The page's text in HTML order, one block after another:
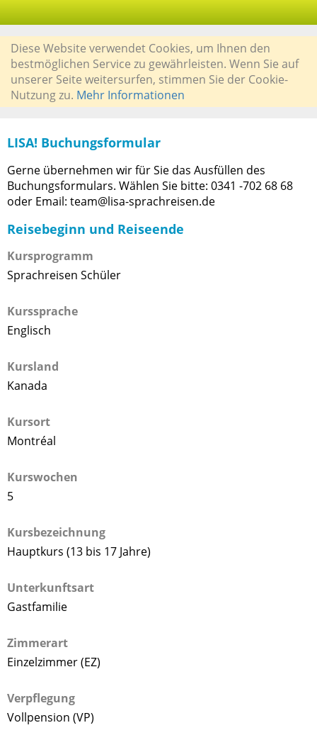
Diese Website verwendet Cookies, um Ihnen den
bestmöglichen Service zu gewährleisten. Wenn Sie auf
unserer Seite weitersurfen, stimmen Sie der Cookie-
Nutzung zu. Mehr Informationen
LISA! Buchungsformular
Gerne übernehmen wir für Sie das Ausfüllen des
Buchungsformulars. Wählen Sie bitte: 0341 -702 68 68
oder Email: team@lisa-sprachreisen.de
Reisebeginn und Reiseende
Kursprogramm
Sprachreisen Schüler
Kurssprache
Englisch
Kursland
Kanada
Kursort
Montréal
Kurswochen
5
Kursbezeichnung
Hauptkurs (13 bis 17 Jahre)
Unterkunftsart
Gastfamilie
Zimmerart
Einzelzimmer (EZ)
Verpflegung
Vollpension (VP)